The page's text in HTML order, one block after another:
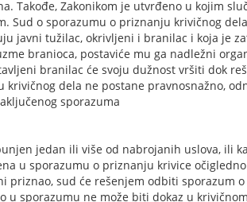
Takođe, Zakonikom je utvrđeno u kojim
Sud o sporazumu o priznanju krivičnog
javni tužilac, okrivljeni i branilac i koja je
branioca, postaviće mu ga nadležni
branilac će svoju dužnost vršiti dok
krivičnog dela ne postane pravnosnažno,
sporazuma
jedan ili više od nabrojanih uslova, ili
u sporazumu o priznanju krivice
priznao, sud će rešenjem odbiti sporazum
u sporazumu ne može biti dokaz u